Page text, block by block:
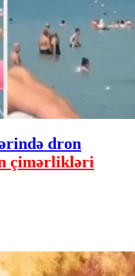
dron
çimərlikləri